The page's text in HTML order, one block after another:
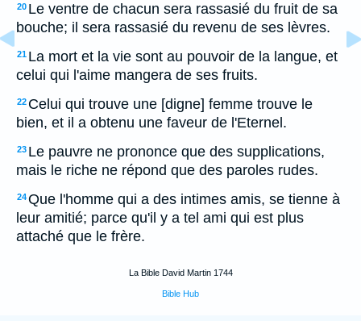
20 Le ventre de chacun sera rassasié du fruit de sa
bouche; il sera rassasié du revenu de ses lèvres.
21 La mort et la vie sont au pouvoir de la langue, et
celui qui l'aime mangera de ses fruits.
22 Celui qui trouve une [digne] femme trouve le
bien, et il a obtenu une faveur de l'Eternel.
23 Le pauvre ne prononce que des supplications,
mais le riche ne répond que des paroles rudes.
24Que l'homme qui a des intimes amis, se tienne à
leur amitié; parce qu'il y a tel ami qui est plus
attaché que le frère.
La Bible David Martin 1744
Bible Hub